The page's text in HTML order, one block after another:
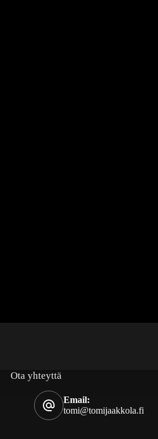
Ota yhteyttä
Email:
tomi@tomijaakkola.fi